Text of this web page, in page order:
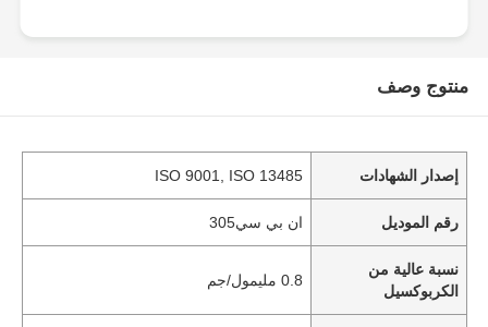
منتوج وصف
إصدار الشهادات ISO 9001, ISO 13485
رقم الموديل ان بي سي305
نسبة عالية من
الكربوكسيل
0.8 مليمول/جم